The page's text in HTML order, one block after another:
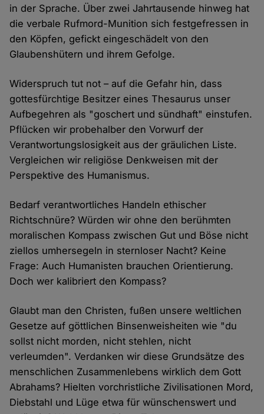
in der Sprache. Über zwei Jahrtausende hinweg hat
die verbale Rufmord-Munition sich festgefressen in
den Köpfen, gefickt eingeschädelt von den
Glaubenshütern und ihrem Gefolge.
Widerspruch tut not – auf die Gefahr hin, dass
gottesfürchtige Besitzer eines Thesaurus unser
Aufbegehren als "goschert und sündhaft" einstufen.
Pflücken wir probehalber den Vorwurf der
Verantwortungslosigkeit aus der gräulichen Liste.
Vergleichen wir religiöse Denkweisen mit der
Perspektive des Humanismus.
Bedarf verantwortliches Handeln ethischer
Richtschnüre? Würden wir ohne den berühmten
moralischen Kompass zwischen Gut und Böse nicht
ziellos umhersegeln in sternloser Nacht? Keine
Frage: Auch Humanisten brauchen Orientierung.
Doch wer kalibriert den Kompass?
Glaubt man den Christen, fußen unsere weltlichen
Gesetze auf göttlichen Binsenweisheiten wie "du
sollst nicht morden, nicht stehlen, nicht
verleumden". Verdanken wir diese Grundsätze des
menschlichen Zusammenlebens wirklich dem Gott
Abrahams? Hielten vorchristliche Zivilisationen Mord,
Diebstahl und Lüge etwa für wünschenswert und